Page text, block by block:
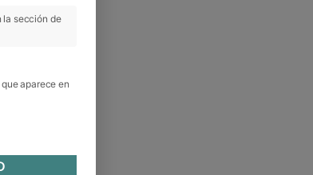
la sección de
aparece en